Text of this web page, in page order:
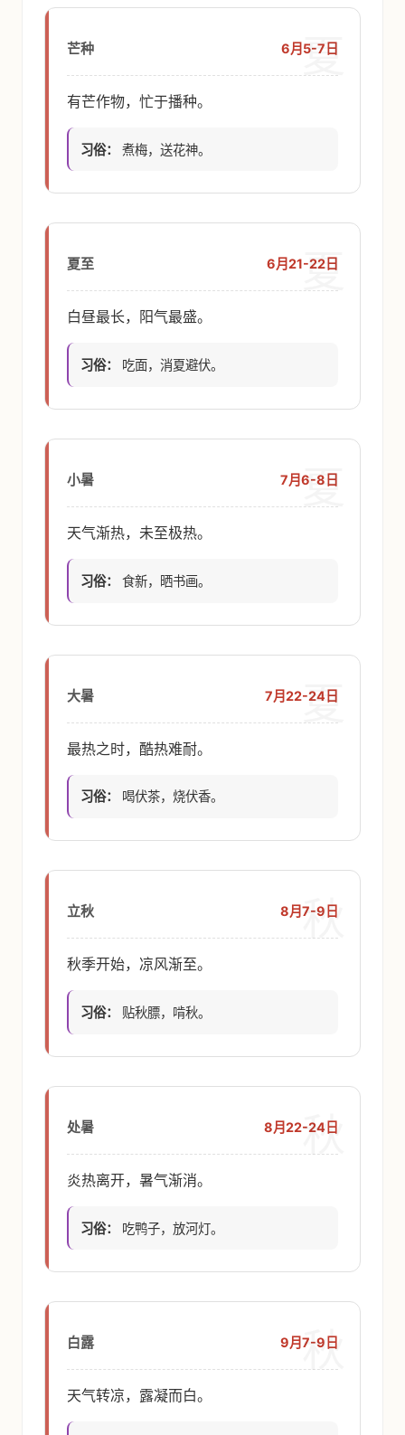
夏
芒种 6月5-7日
有芒作物，忙于播种。
习俗： 煮梅，送花神。
夏
夏至 6月21-22日
白昼最长，阳气最盛。
习俗： 吃面，消夏避伏。
夏
小暑 7月6-8日
天气渐热，未至极热。
习俗： 食新，晒书画。
夏
大暑 7月22-24日
最热之时，酷热难耐。
习俗： 喝伏茶，烧伏香。
秋
立秋 8月7-9日
秋季开始，凉风渐至。
习俗： 贴秋膘，啃秋。
秋
处暑 8月22-24日
炎热离开，暑气渐消。
习俗： 吃鸭子，放河灯。
秋
白露 9月7-9日
天气转凉，露凝而白。